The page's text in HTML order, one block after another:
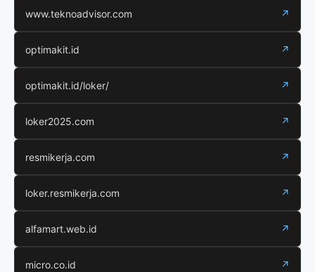
www.teknoadvisor.com ↗
optimakit.id ↗
optimakit.id/loker/ ↗
loker2025.com ↗
resmikerja.com ↗
loker.resmikerja.com ↗
alfamart.web.id ↗
micro.co.id ↗